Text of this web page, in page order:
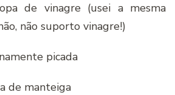
de vinagre (usei a mesma
não suporto vinagre!)
picada
de manteiga